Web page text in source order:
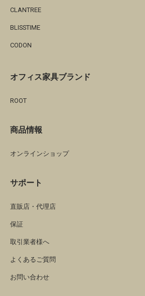
CLANTREE
BLISSTIME
CODON
オフィス家具ブランド
ROOT
商品情報
オンラインショップ
サポート
直販店・代理店
保証
取引業者様へ
よくあるご質問
お問い合わせ